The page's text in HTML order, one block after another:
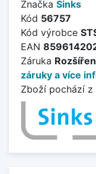
Značka Sinks
Kód 56757
Kód výrobce
EAN
Záruka
záruky a více
Zboží pochází